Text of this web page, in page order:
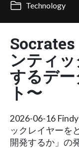
Technology
ンティ
するデ
ト〜
2026-06-16
ックレイヤーを
開発するか」の